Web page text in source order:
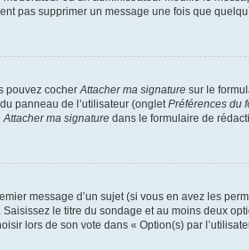
pas supprimer un message une fois que
pouvez cocher Attacher ma signature sur le
panneau de l’utilisateur (onglet Préférences du
Attacher ma signature dans le formulaire de
message d’un sujet (si vous en avez les
le titre du sondage et au moins deux
lors de son vote dans « Option(s) par